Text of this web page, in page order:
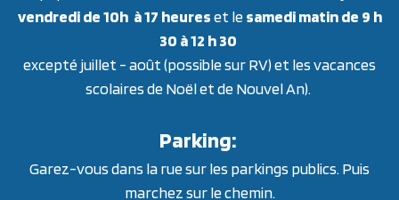
vendredi de 10h à 17 heureset lesamedi matin de 9 h
30 à 12 h 30
excepté juillet - août (possible sur RV) et les vacances
scolaires de Noël et de Nouvel An).
Parking:
Garez-vous dans la rue sur les parkings publics. Puis
marchez sur le chemin.